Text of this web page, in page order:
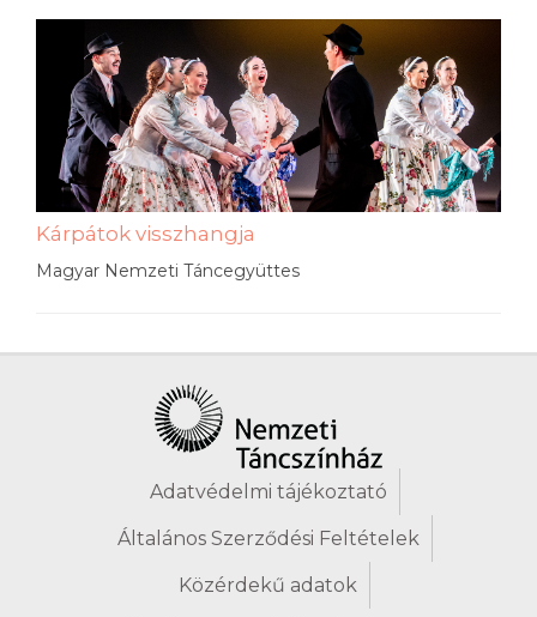
Kárpátok visszhangja
Magyar Nemzeti Táncegyüttes
Adatvédelmi tájékoztató
Általános Szerződési Feltételek
Közérdekű adatok